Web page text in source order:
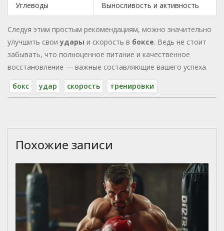
Углеводы Выносливость и активность
Следуя этим простым рекомендациям, можно значительно
улучшить своиудары и скорость в боксе. Ведь не стоит
забывать, что полноценное питание и качественное
восстановление — важные составляющие вашего успеха.
бокс
удар скорость тренировки
Похожие записи